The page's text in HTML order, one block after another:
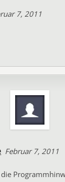
7, 2011
Februar 7, 2011